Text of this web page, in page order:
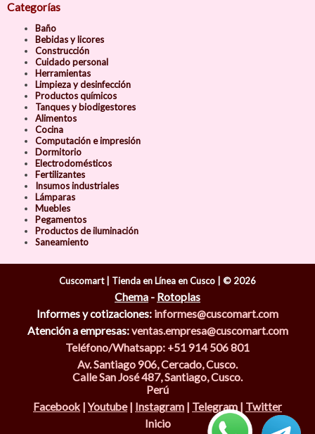
Categorías
Baño
Bebidas y licores
Construcción
Cuidado personal
Herramientas
Limpieza y desinfección
Productos químicos
Tanques y biodigestores
Alimentos
Cocina
Computación e impresión
Dormitorio
Electrodomésticos
Fertilizantes
Insumos industriales
Lámparas
Muebles
Pegamentos
Productos de iluminación
Saneamiento
Cuscomart | Tienda en Línea en Cusco | © 2026
Chema - Rotoplas
Informes y cotizaciones: informes@cuscomart.com
Atención a empresas:ventas.empresa@cuscomart.com
Teléfono/Whatsapp: +51 914 506 801
Av. Santiago 906, Cercado, Cusco.
Calle San José 487, Santiago, Cusco.
Perú
Facebook |Youtube| Instagram | Telegram | Twitter
Inicio